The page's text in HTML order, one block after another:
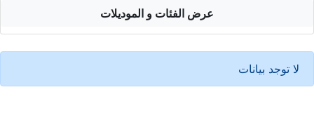
عرض الفئات و الموديلات
لا توجد بيانات